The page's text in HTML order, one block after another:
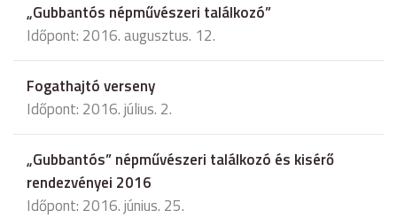
„Gubbantós népművészeri találkozó”
Időpont: 2016. augusztus. 12.
Fogathajtó verseny
Időpont: 2016. július. 2.
„Gubbantós” népművészeri találkozó és kisérő
rendezvényei 2016
Időpont: 2016. június. 25.